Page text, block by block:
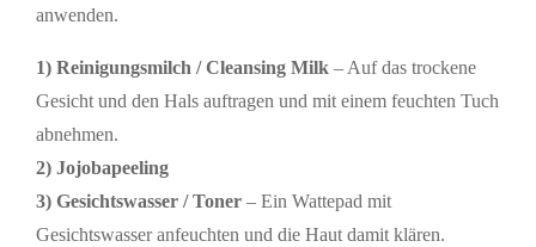
anwenden.
1) Reinigungsmilch / Cleansing Milk– Auf das trockene
Gesicht und den Hals auftragen und mit einem feuchten Tuch
abnehmen.
2) Jojobapeeling
3) Gesichtswasser / Toner– Ein Wattepad mit
Gesichtswasser anfeuchten und die Haut damit klären.